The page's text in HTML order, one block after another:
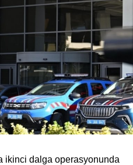
ikinci dalga operasyonunda